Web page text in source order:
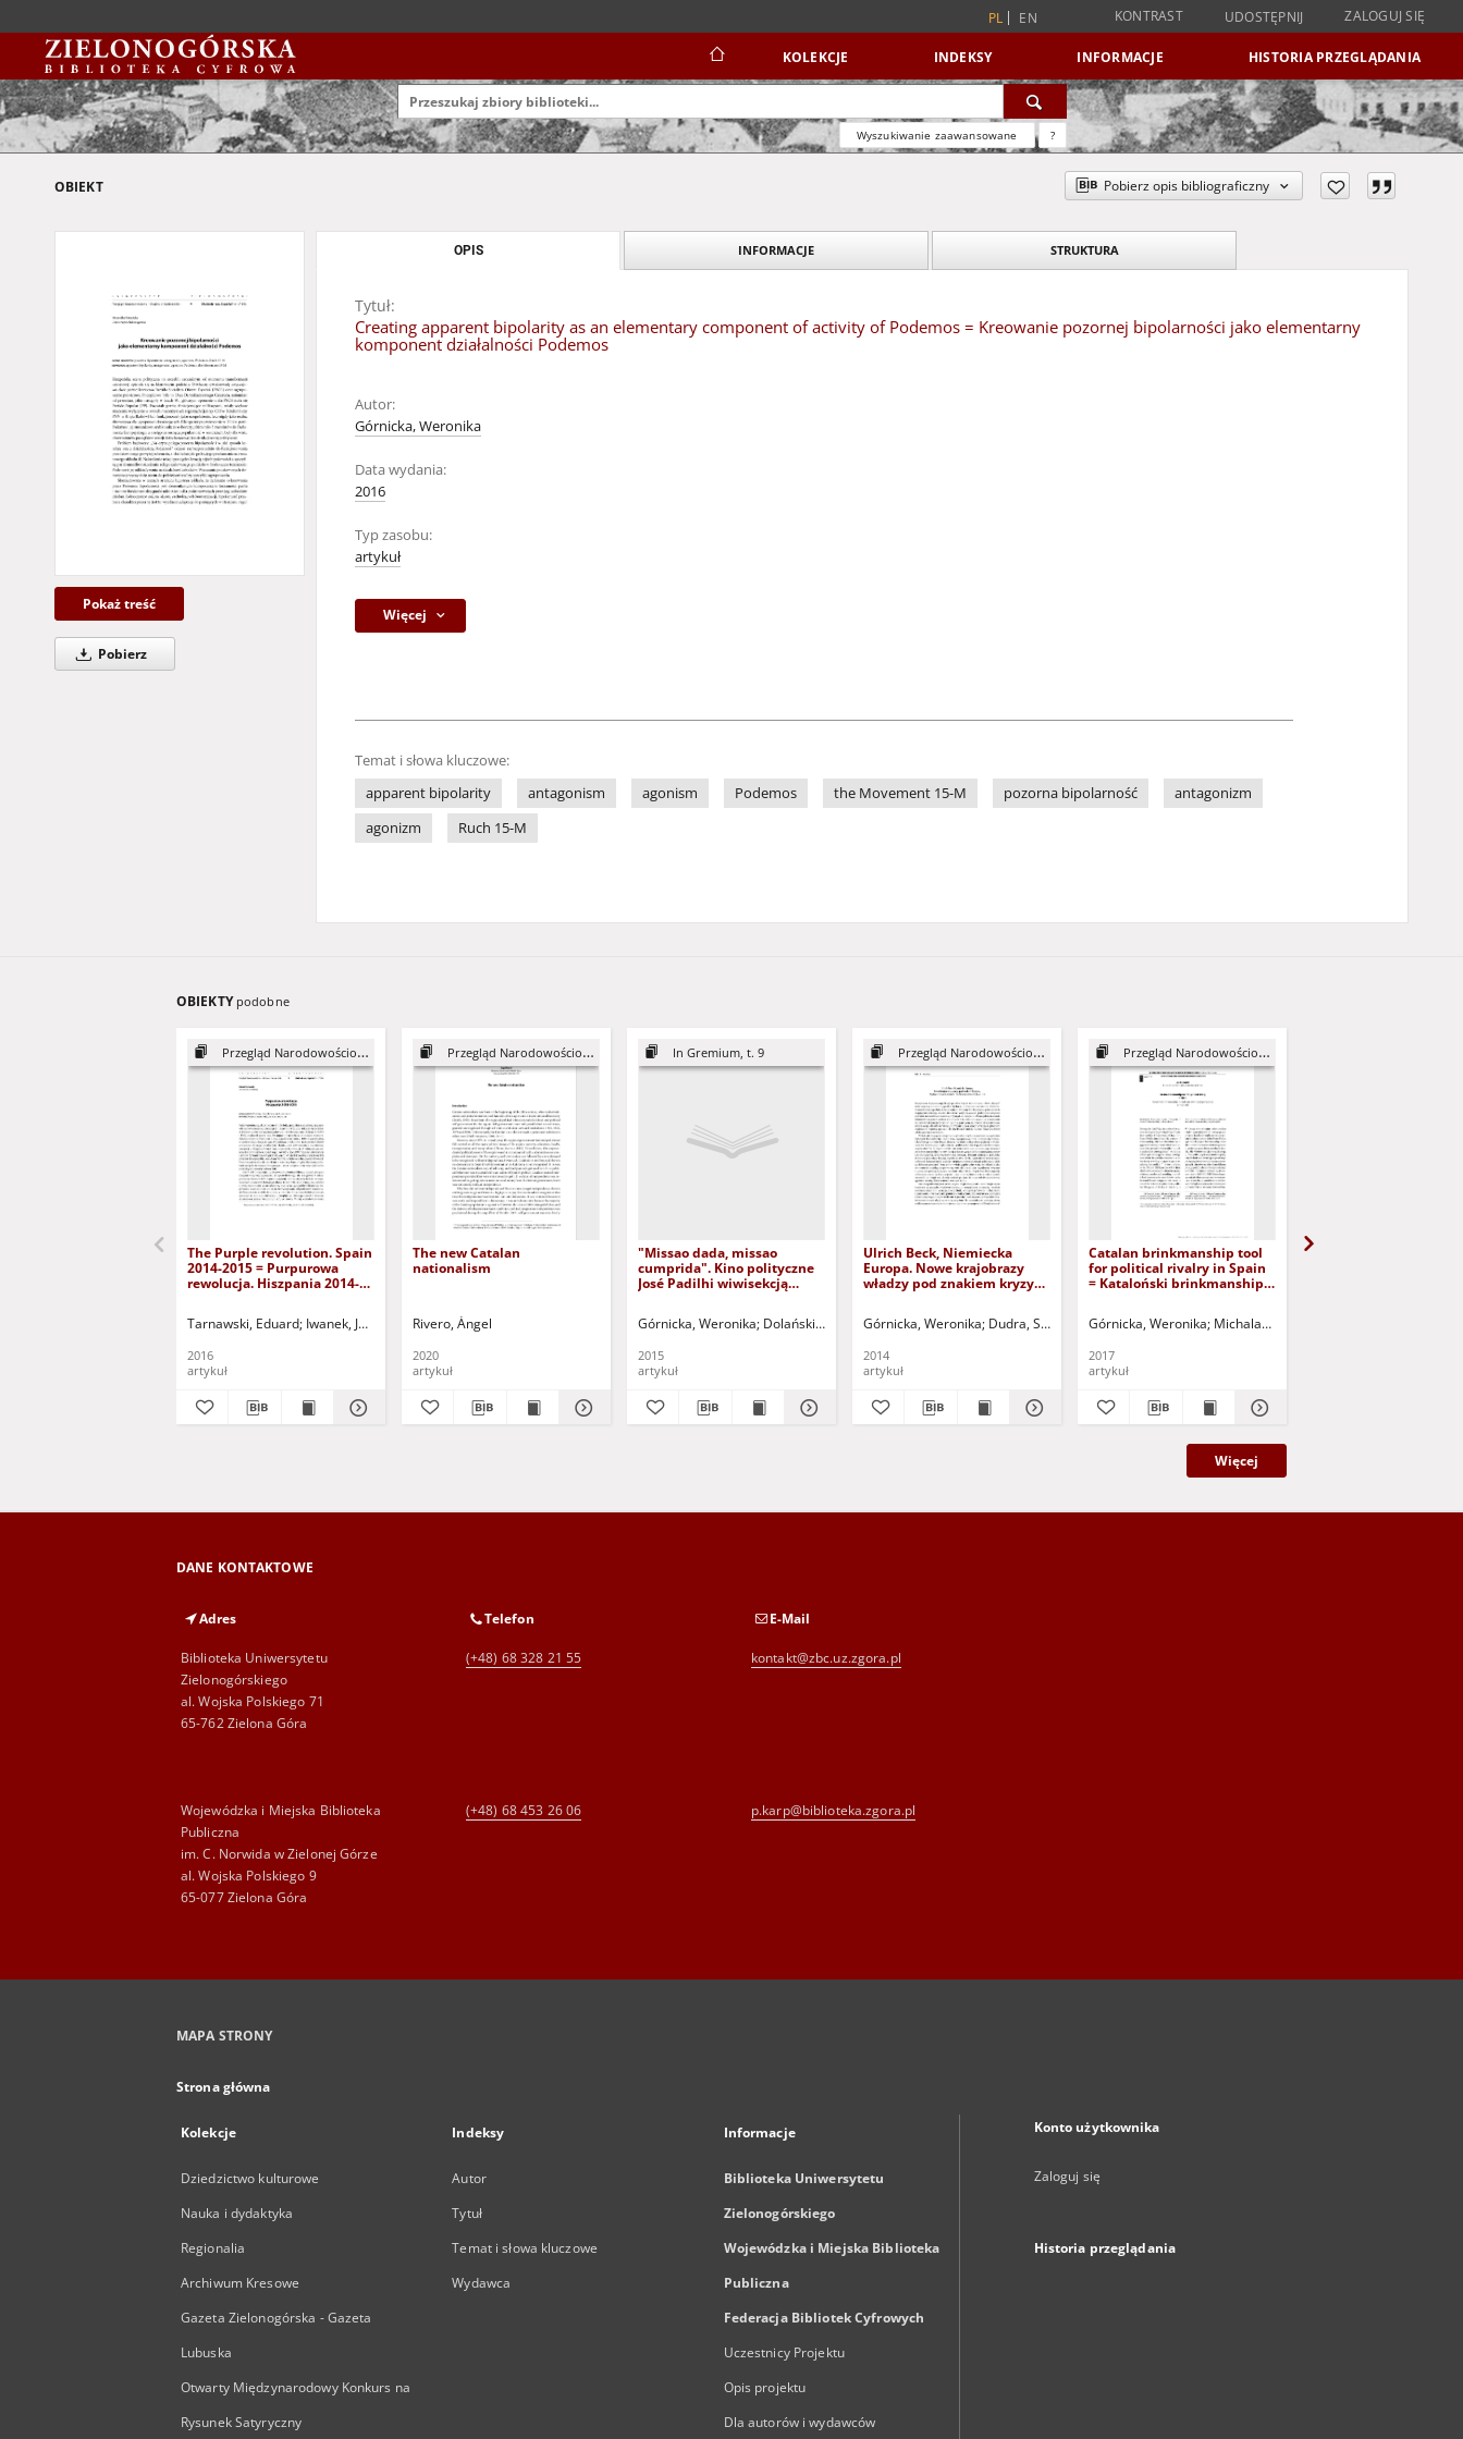
PL EN KONTRAST UDOSTĘPNIJ ZALOGUJ SIĘ
KOLEKCJE INDEKSY INFORMACJE HISTORIA PRZEGLĄDANIA
Wyszukiwanie zaawansowane ?
OBIEKT Pobierz opis bibliograficzny
Pokaż treść
Pobierz
OPIS INFORMACJE STRUKTURA
Tytuł:
Creating apparent bipolarity as an elementary component of activity of Podemos = Kreowanie pozornej bipolarności jako elementarny
komponent działalności Podemos
Autor:
Górnicka, Weronika
Data wydania:
2016
Typ zasobu:
artykuł
Więcej
Temat i słowa kluczowe:
apparent bipolarity
antagonism agonism Podemos the Movement 15-M pozorna bipolarność
antagonizm
agonizm
Ruch 15-M
OBIEKTY podobne
Przegląd Narodowościowy, 5
The Purple revolution. Spain
2014-2015 = Purpurowa
rewolucja. Hiszpania 2014-
Tarnawski, Eduard Iwanek, Jan - red. Tarnawski, Eduard - red.
2016
artykuł
Przegląd Narodowościowy, 10
The new Catalan
nationalism
Rivero, Ángel
2020
artykuł
In Gremium, t. 9
"Missao dada, missao
cumprida". Kino polityczne
José Padilhi wiwisekcją
missao cumprida". The
Padilhi as the analysis of the
modern Brazil problems
Górnicka, Weronika Dolański, Dariusz (1966 - ) - red.
2015
artykuł
Przegląd Narodowościowy, 3
Ulrich Beck, Niemiecka
Europa. Nowe krajobrazy
władzy pod znakiem kryzysu
Górnicka, Weronika Dudra, Stefan - red. Pochyły, Piotr - red.
2014
artykuł
Przegląd Narodowościowy, 7
Catalan brinkmanship tool
for political rivalry in Spain
= Kataloński brinkmanship
Górnicka, Weronika Michalak, Ryszard - red.
2017
artykuł
Więcej
DANE KONTAKTOWE
Adres
Biblioteka Uniwersytetu
Zielonogórskiego
al. Wojska Polskiego 71
65-762 Zielona Góra
Telefon
(+48) 68 328 21 55
E-Mail
kontakt@zbc.uz.zgora.pl
Wojewódzka i Miejska Biblioteka
Publiczna
im. C. Norwida w Zielonej Górze
al. Wojska Polskiego 9
65-077 Zielona Góra
(+48) 68 453 26 06 p.karp@biblioteka.zgora.pl
MAPA STRONY
Strona główna
Kolekcje
Dziedzictwo kulturowe
Nauka i dydaktyka
Regionalia
Archiwum Kresowe
Gazeta Zielonogórska - Gazeta
Lubuska
Otwarty Międzynarodowy Konkurs na
Rysunek Satyryczny
Indeksy
Autor
Tytuł
Temat i słowa kluczowe
Wydawca
Informacje
Biblioteka Uniwersytetu
Zielonogórskiego
Wojewódzka i Miejska Biblioteka
Publiczna
Federacja Bibliotek Cyfrowych
Uczestnicy Projektu
Opis projektu
Dla autorów i wydawców
Konto użytkownika
Zaloguj się
Historia przeglądania